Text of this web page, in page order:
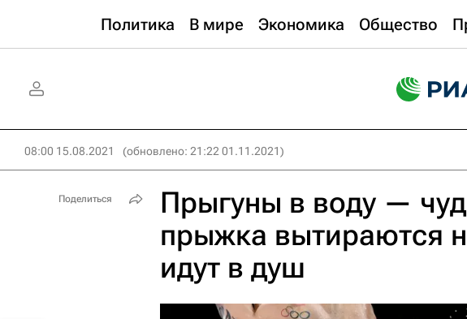
Политика В мире Экономика Общество
08:00 15.08.2021 (обновлено: 21:22 01.11.2021)
Прыгуны в воду —
прыжка вытираются
идут в душ
Поделиться